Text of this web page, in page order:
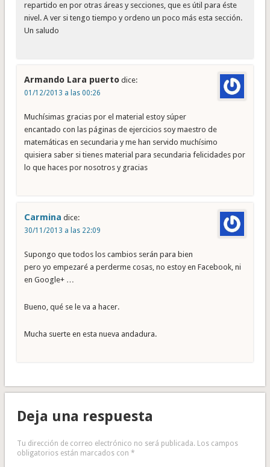
repartido en por otras áreas y secciones, que es útil para éste
nivel. A ver si tengo tiempo y ordeno un poco más esta sección.
Un saludo
Armando Lara puerto dice:
01/12/2013 a las 00:26
Muchísimas gracias por el material estoy súper
encantado con las páginas de ejercicios soy maestro de
matemáticas en secundaria y me han servido muchísimo
quisiera saber si tienes material para secundaria felicidades por
lo que haces por nosotros y gracias
Carmina dice:
30/11/2013 a las 22:09
Supongo que todos los cambios serán para bien
pero yo empezaré a perderme cosas, no estoy en Facebook, ni
en Google+ …
Bueno, qué se le va a hacer.
Mucha suerte en esta nueva andadura.
Deja una respuesta
Tu dirección de correo electrónico no será publicada. Los campos
obligatorios están marcados con *